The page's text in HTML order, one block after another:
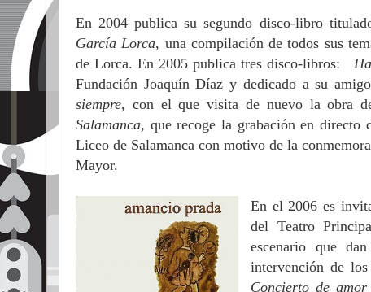
En 2004 publica su segundo disco-libro
García Lorca, una compilación de todos sus
de Lorca. En 2005 publica tres disco-libros:
Fundación Joaquín Díaz y dedicado a su
siempre, con el que visita de nuevo la obra
Salamanca, que recoge la grabación en directo
Liceo de Salamanca con motivo de la
Mayor.
En el 2006 es
del Teatro
escenario que
intervención de
Concierto de